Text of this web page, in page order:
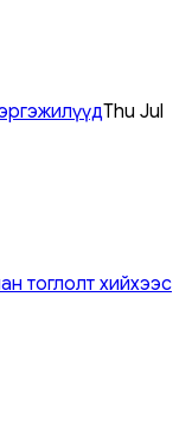
Thu Jul
тоглолт хийхээс